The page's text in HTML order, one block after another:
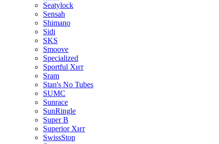
Seatylock
Sensah
Shimano
Sidi
SKS
Smoove
Specialized
Sportful Хит
Sram
Stan's No Tubes
SUMC
Sunrace
SunRingle
Super B
Superior Хит
SwissStop